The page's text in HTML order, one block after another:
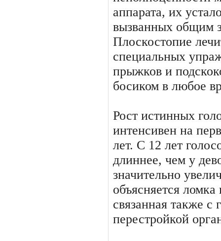
аппарата, их
вызванных общим
Плоскостопие
специальных
прыжков и
босиком в любое
Рост истинных
интенси­вен на
лет. С 12 лет
длиннее, чем у
значительно
объясняется
связан­ная также с
перестройкой